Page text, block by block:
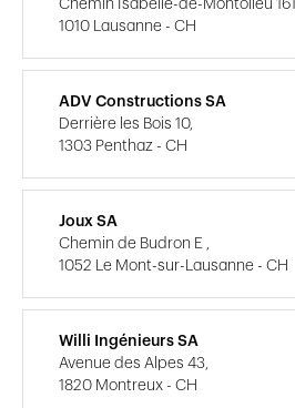
Chemin Isabelle-de-Montolieu 161,
1010 Lausanne - CH
ADV Constructions SA
Derrière les Bois 10,
1303 Penthaz - CH
Joux SA
Chemin de Budron E ,
1052 Le Mont-sur-Lausanne - CH
Willi Ingénieurs SA
Avenue des Alpes 43,
1820 Montreux - CH